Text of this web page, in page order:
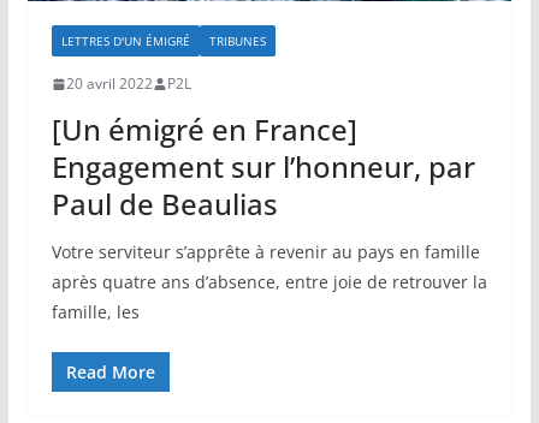
LETTRES D'UN ÉMIGRÉ TRIBUNES
20 avril 2022 P2L
[Un émigré en France]
Engagement sur l’honneur, par
Paul de Beaulias
Votre serviteur s’apprête à revenir au pays en famille
après quatre ans d’absence, entre joie de retrouver la
famille, les
Read More